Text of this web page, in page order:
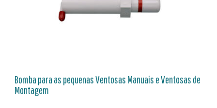
Bomba para as pequenas Ventosas Manuais e Ventosas de
Montagem